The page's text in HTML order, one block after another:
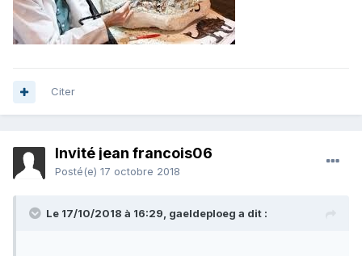
Citer
Invité jean francois06
Posté(e) 17 octobre 2018
Le 17/10/2018 à 16:29, gaeldeploeg a dit :